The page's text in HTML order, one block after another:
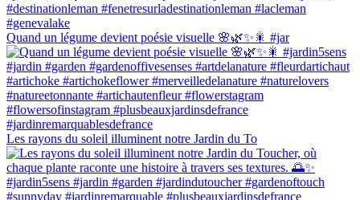
Quand un légume devient poésie visuelle 🌸🌿✨🎇 #jar
Les rayons du soleil illuminent notre Jardin du To